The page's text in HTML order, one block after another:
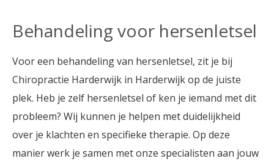
Behandeling voor hersenletsel
Voor een behandeling van hersenletsel, zit je bij
Chiropractie Harderwijk in Harderwijk op de juiste
plek. Heb je zelf hersenletsel of ken je iemand met dit
probleem? Wij kunnen je helpen met duidelijkheid
over je klachten en specifieke therapie. Op deze
manier werk je samen met onze specialisten aan jouw